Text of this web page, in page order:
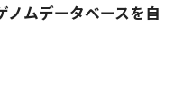
ノムデータベースを自